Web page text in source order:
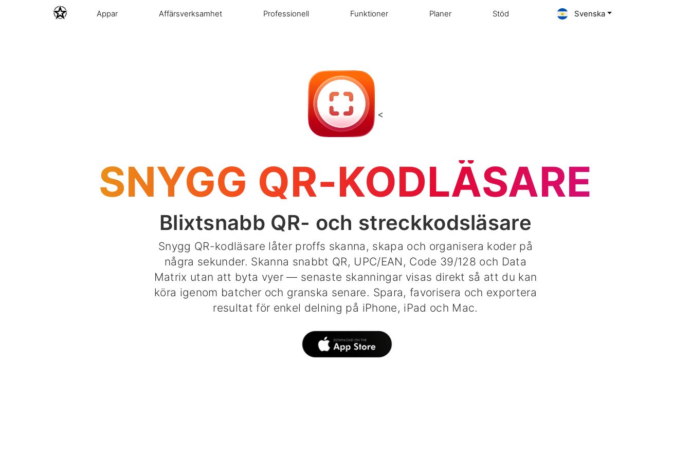
Appar Affärsverksamhet Professionell Funktioner Planer Stöd Svenska
<
SNYGG QR-KODLÄSARE
Blixtsnabb QR- och streckkodsläsare
Snygg QR-kodläsare låter proffs skanna, skapa och organisera koder på
några sekunder. Skanna snabbt QR, UPC/EAN, Code 39/128 och Data
Matrix utan att byta vyer — senaste skanningar visas direkt så att du kan
köra igenom batcher och granska senare. Spara, favorisera och exportera
resultat för enkel delning på iPhone, iPad och Mac.